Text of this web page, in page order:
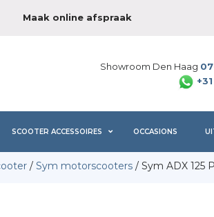
Maak online afspraak
Showroom Den Haag
SCOOTER ACCESSOIRES OCCASIONS
/ Sym motorscooters / Sym ADX 125